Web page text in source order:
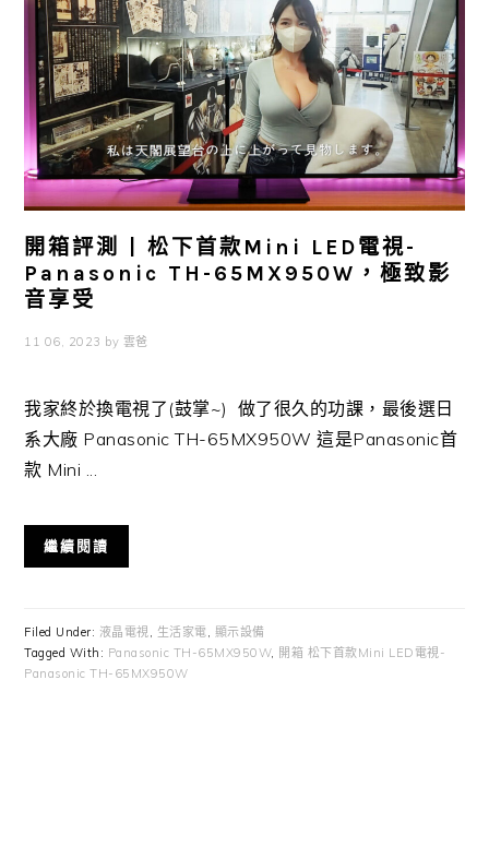
開箱評測 | 松下首款Mini LED電視-
Panasonic TH-65MX950W，極致影
音享受
11 06, 2023 by 雲爸
我家終於換電視了(鼓掌~) 做了很久的功課，最後選日
系大廠 Panasonic TH-65MX950W 這是Panasonic首
款 Mini ...
繼續閱讀
Filed Under: 液晶電視 生活家電
顯示設備
Tagged With: Panasonic TH-65MX950W, 開箱 松下首款Mini LED電視-
Panasonic TH-65MX950W